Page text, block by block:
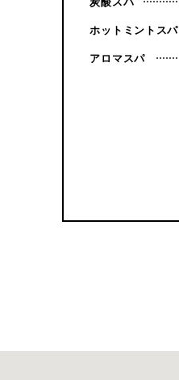
ホットミントスパ
アロマスパ